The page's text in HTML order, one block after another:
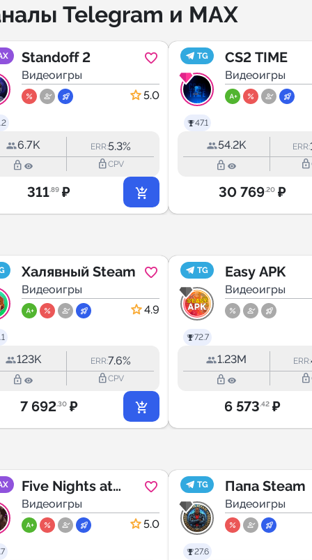
Telegram и MAX
Standoff 2
Видеоигры
5.0
6.7K ERR:5.3%
lock_outline lock_outlineCPV
311.89 ₽
TG
47.1
CS2 TIME
Видеоигры
54.2K ERR:
lock_outline lock_outline
30 769.20 ₽
Халявный Steam
Видеоигры
4.9
123K ERR:7.6%
lock_outline lock_outlineCPV
7 692.30 ₽
TG
72.7
Easy APK
Видеоигры
1.23M ERR:
lock_outline lock_outline
6 573.42 ₽
Five Nights at
Freddy's |
Фандом
Видеоигры
5.0
TG
27.6
Папа Steam
Видеоигры